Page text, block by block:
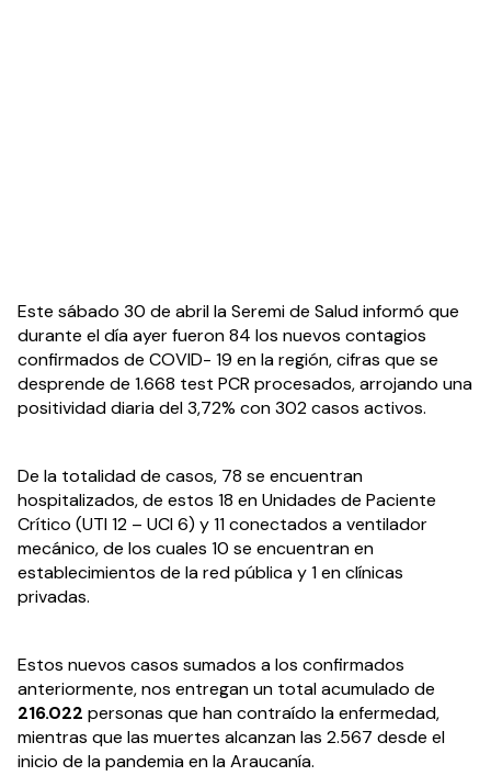
Este sábado 30 de abril la Seremi de Salud informó que
durante el día ayer fueron 84 los nuevos contagios
confirmados de COVID- 19 en la región, cifras que se
desprende de 1.668 test PCR procesados, arrojando una
positividad diaria del 3,72% con 302 casos activos.
De la totalidad de casos, 78 se encuentran
hospitalizados, de estos 18 en Unidades de Paciente
Crítico (UTI 12 – UCI 6) y 11 conectados a ventilador
mecánico, de los cuales 10 se encuentran en
establecimientos de la red pública y 1 en clínicas
privadas.
Estos nuevos casos sumados a los confirmados
216.022 personas que han contraído la enfermedad,
mientras que las muertes alcanzan las 2.567 desde el
inicio de la pandemia en la Araucanía.